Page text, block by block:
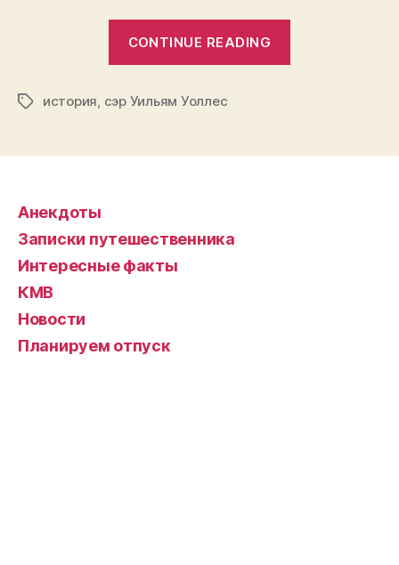
CONTINUE READING
Tagsистория, сэр Уильям Уоллес
Анекдоты
Записки путешественника
Интересные факты
КМВ
Новости
Планируем отпуск